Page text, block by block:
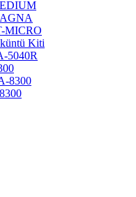
MICRO
Kiti
5040R
8300